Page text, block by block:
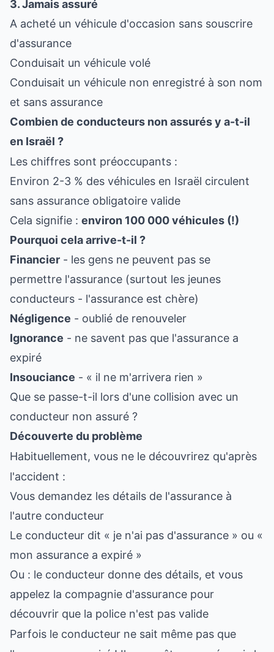
3. Jamais assuré
A acheté un véhicule d'occasion sans souscrire
d'assurance
Conduisait un véhicule volé
Conduisait un véhicule non enregistré à son nom
et sans assurance
Combien de conducteurs non assurés y a-t-il
en Israël ?
Les chiffres sont préoccupants :
Environ 2-3 % des véhicules en Israël circulent
sans assurance obligatoire valide
Cela signifie : environ 100 000 véhicules (!)
Pourquoi cela arrive-t-il ?
Financier - les gens ne peuvent pas se
permettre l'assurance (surtout les jeunes
conducteurs - l'assurance est chère)
Négligence - oublié de renouveler
Ignorance - ne savent pas que l'assurance a
expiré
Insouciance - « il ne m'arrivera rien »
Que se passe-t-il lors d'une collision avec un
conducteur non assuré ?
Découverte du problème
Habituellement, vous ne le découvrirez qu'après
l'accident :
Vous demandez les détails de l'assurance à
l'autre conducteur
Le conducteur dit « je n'ai pas d'assurance » ou «
mon assurance a expiré »
Ou : le conducteur donne des détails, et vous
appelez la compagnie d'assurance pour
découvrir que la police n'est pas valide
Parfois le conducteur ne sait même pas que